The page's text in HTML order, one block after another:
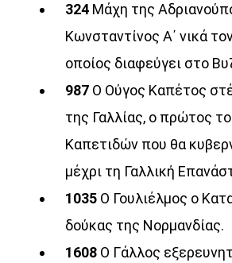
Ενημερωτική εκπομπή που φιλοδοξεί
ξεχωρίζοντας τα επουσιώδη απ’ τα
στην δεοντολογία και την άποψη, ο
κερδισμένος, αλλά και σωστά
ακροατής. Αυτό οφείλει να είναι
ζητούμενο της πραγματικής
Δευτέρα έως Παρασκευή 08:30 – 10:00
107,5 με την Ειρήνη Προμπονά
324 Μάχη της
Κωνσταντίνος Α΄ νικά
οποίος διαφεύγει στο
987 Ο Ούγος Καπέτος
της Γαλλίας, ο πρώτος
Καπετιδών που θα
μέχρι τη Γαλλική
1035 Ο Γουλιέλμος ο
δούκας της Νορμανδίας.
1608 Ο Γάλλος